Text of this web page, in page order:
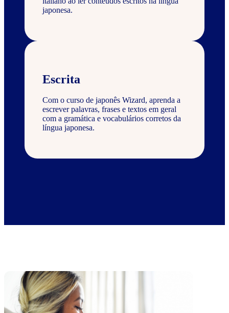
japonesa.
Escrita
Com o curso de japonês Wizard, aprenda a
escrever palavras, frases e textos em geral
com a gramática e vocabulários corretos da
língua japonesa.